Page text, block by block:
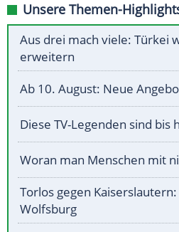
Unsere Themen-
Aus drei mach viele: Türkei
erweitern
Ab 10. August: Neue
Diese TV-Legenden sind bis
Woran man Menschen mit
Torlos gegen
Wolfsburg